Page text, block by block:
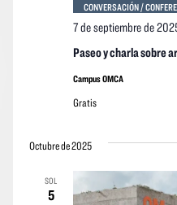
Paseo y charla sobre
7 de septiembre de
CONVERSACIÓN /
Campus OMCA
Gratis
Octubre de 2025
SOL
5